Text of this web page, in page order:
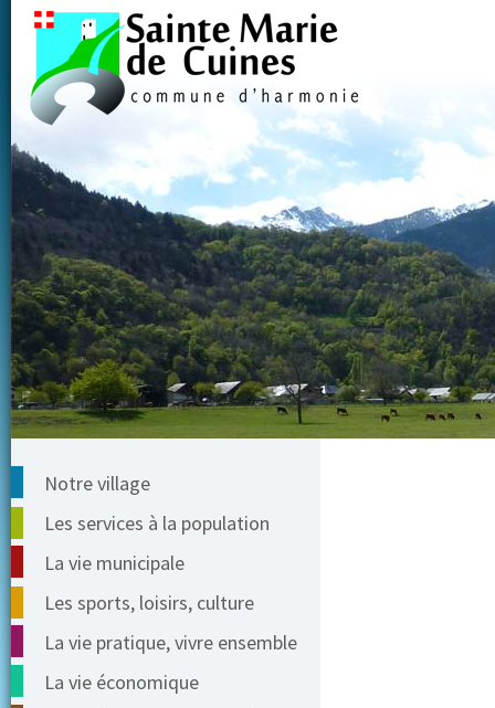
Notre village
Les services à la population
La vie municipale
Les sports, loisirs, culture
La vie pratique, vivre ensemble
La vie économique